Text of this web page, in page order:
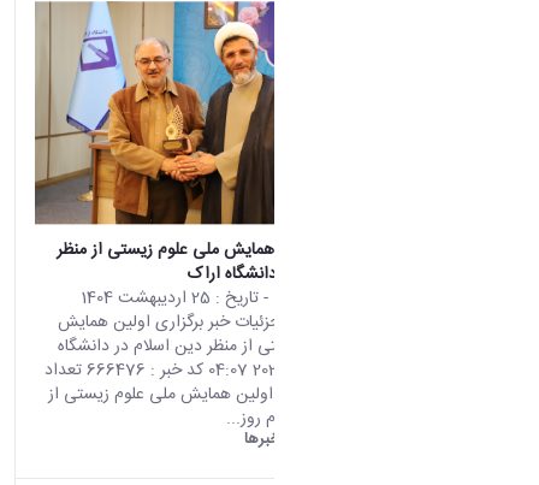
برگزاری اولین همایش ملی علوم زیستی از منظر
دین اسلام در دانشگاه اراک
تأتي هذه النتيجة من الإصدار
Persian من هذا المحتوى.
- تاريخ : 25 اردیبهشت 1404
صفحه اصلی جزئیات خبر برگزاری اولین همایش
ملی علوم زیستی از منظر دین اسلام در دانشگاه
اراک 15 05 2025 04:07 کد خبر : 666476 تعداد
بازدید : 11123 اولین همایش ملی علوم زیستی از
منظر دین اسلام روز...
خبرها